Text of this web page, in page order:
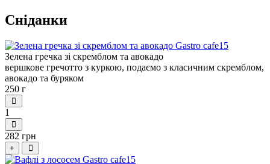
Сніданки
Зелена гречка зі скремблом та авокадо
вершкове гречотто з куркою, подаємо з класичним скремблом,
авокадо та буряком
250 г
1
282 грн
+